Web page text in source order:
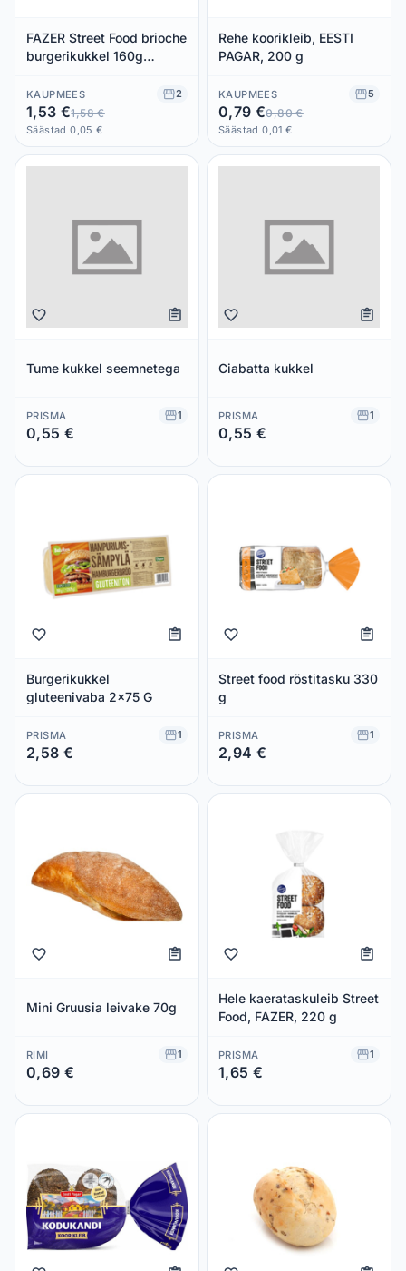
FAZER Street Food brioche
burgerikukkel 160g
KAUPMEES 2
1,53 €1,58 €
Säästad 0,05 €
Rehe koorikleib, EESTI
PAGAR, 200 g
KAUPMEES 5
0,79 €0,80 €
Säästad 0,01 €
Tume kukkel seemnetega
PRISMA 1
0,55 €
Ciabatta kukkel
PRISMA 1
0,55 €
Burgerikukkel
gluteenivaba 2x75 G
PRISMA 1
2,58 €
Street food röstitasku 330
g
PRISMA 1
2,94 €
Mini Gruusia leivake 70g
RIMI 1
0,69 €
Hele kaerataskuleib Street
Food, FAZER, 220 g
PRISMA 1
1,65 €